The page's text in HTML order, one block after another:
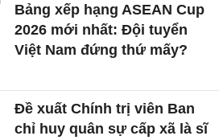
Bảng xếp hạng ASEAN Cup
2026 mới nhất: Đội tuyển
Việt Nam đứng thứ mấy?
Đề xuất Chính trị viên Ban
chỉ huy quân sự cấp xã là sĩ